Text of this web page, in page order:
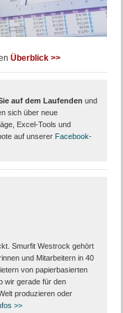
Überblick >>
auf dem Laufenden und
sich über neue
Excel-Tools und
auf unserer Facebook-
Smurfit Westrock gehört
und Mitarbeitern in 40
von papier­basierten
wir gerade für den
produzieren oder
>>